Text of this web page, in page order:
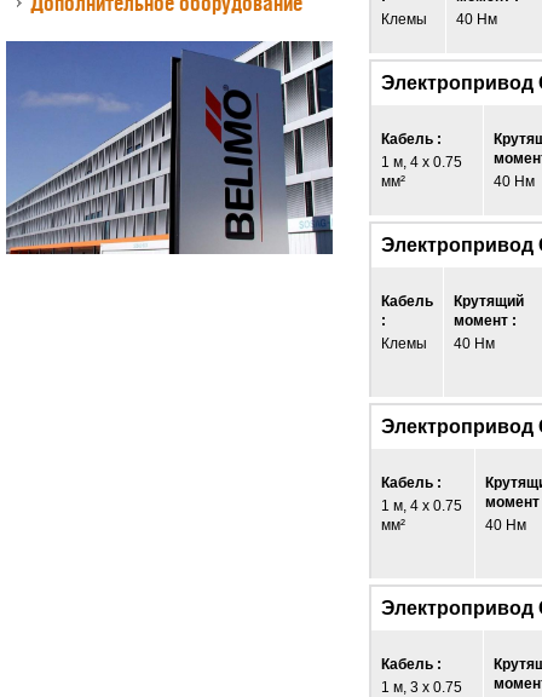
Клемы
40 Нм
Электропривод
Кабель :
1 м, 4 x 0.75
мм²
40 Нм
Электропривод
Кабель
:
Клемы
Крутящий
момент :
40 Нм
Электропривод
Кабель :
1 м, 4 x 0.75
мм²
момент
40 Нм
Электропривод
Кабель :
1 м, 3 x 0.75